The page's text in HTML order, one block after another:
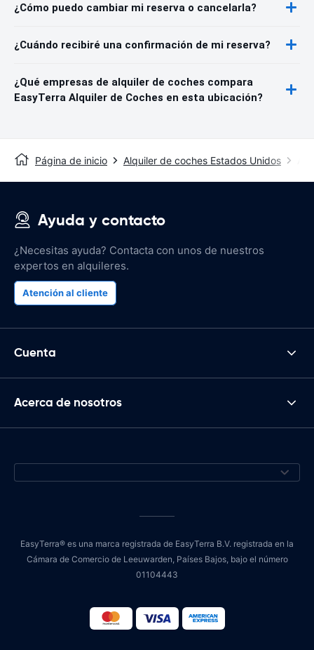
¿Cómo puedo cambiar mi reserva o cancelarla?
¿Cuándo recibiré una confirmación de mi reserva?
¿Qué empresas de alquiler de coches compara
EasyTerra Alquiler de Coches en esta ubicación?
Página de inicio Alquiler de coches Estados Unidos
Ayuda y contacto
¿Necesitas ayuda? Contacta con unos de nuestros
expertos en alquileres.
Atención al cliente
Cuenta
Acerca de nosotros
EasyTerra® es una marca registrada de EasyTerra B.V. registrada en la
Cámara de Comercio de Leeuwarden, Países Bajos, bajo el número
01104443